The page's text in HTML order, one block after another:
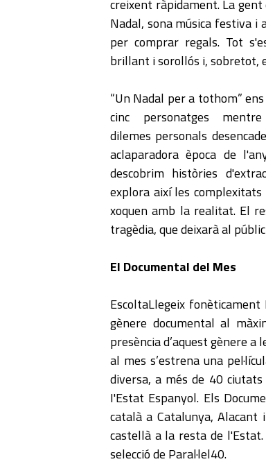
creixent ràpidament. La
Nadal, sona música festiva i
per comprar regals. Tot
brillant i sorollós i, sobretot,
“Un Nadal per a tothom”
cinc personatges
dilemes personals
aclaparadora època de
descobrim històries
explora així les
xoquen amb la realitat. El
tragèdia, que deixarà al
El Documental del Mes
EscoltaLlegeix
gènere documental al
presència d’aquest gènere
al mes s’estrena una
diversa, a més de 40
I'Estat Espanyol. Els
català a Catalunya,
castellà a la resta de
selecció de Paral·lel40.